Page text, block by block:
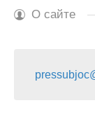
О сайте